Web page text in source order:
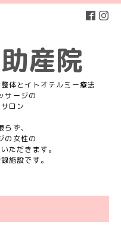
産院
体とイトオテルミー療法
サージの
ロン
ず、
の女性の
ただきます。
施設です。